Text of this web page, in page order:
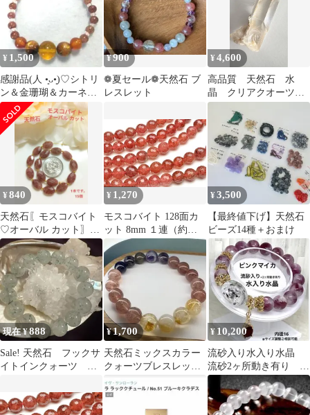
¥ 1,500
感謝品(人 •͈ᴗ•͈)♡シトリ
ン＆金珊瑚＆カーネリ
アン＆モスコバイト ブ
レス
¥900
❁夏セール❁天然石 ブ
レスレット
¥4,600
高品質 天然石 水
晶 クリアクオーツ
ポイント 1点物 新品
¥840
天然石〖モスコバイト
♡オーバル カット〗1
本 15個です。 ①
¥ 1,270
モスコバイト 128面カ
ット 8mm １連（約３
８ｃｍ） パワーストー
ン 天然石 _R5380-8
¥3,500
【最終値下げ】天然石
ビーズ14種＋おまけ
現在 ¥888
Sale! 天然石 フックサ
イトインクォーツ
¥1,700
天然石ミックスカラー
クォーツブレスレッ
ト 10mm玉 内径
16cm
¥10,200
流砂入り水入り水晶
流砂2ヶ所動き有り 虹
入り ピンクマイカ
浄化 癒し 恋愛運